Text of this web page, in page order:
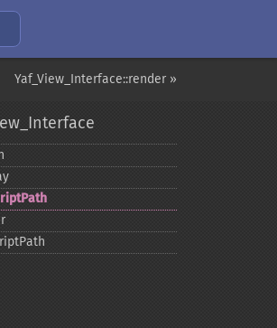
Yaf_View_Interface::render »